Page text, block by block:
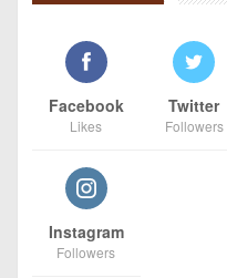
Facebook
Likes
Twitter
Followers
Instagram
Followers